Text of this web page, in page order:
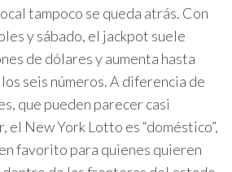
tampoco se queda atrás. Con
y sábado, el jackpot suele
de dólares y aumenta hasta
seis números. A diferencia de
que pueden parecer casi
el New York Lotto es “doméstico”,
favorito para quienes quieren